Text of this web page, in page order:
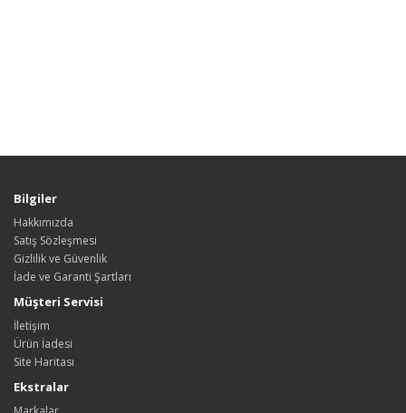
Bilgiler
Hakkımızda
Satış Sözleşmesi
Gizlilik ve Güvenlik
İade ve Garanti Şartları
Müşteri Servisi
İletişim
Ürün İadesi
Site Haritası
Ekstralar